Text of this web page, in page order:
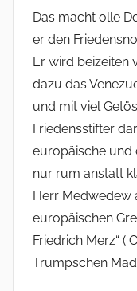
Das macht olle
er den
Er wird beizeiten
dazu das
und mit viel
Friedensstifter
europäische und
nur rum anstatt
Herr Medwedew
europäischen
Friedrich Merz“ (
Trumpschen